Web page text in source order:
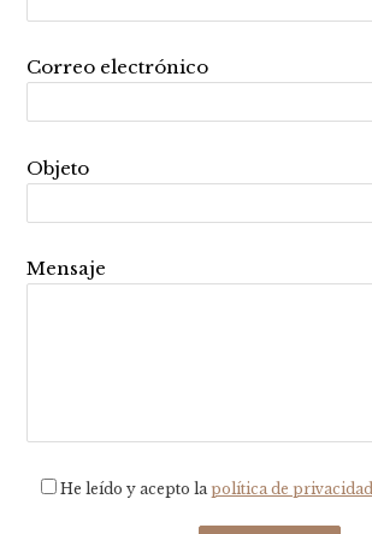
Correo electrónico
Objeto
Mensaje
He leído y acepto lapolítica de privacidad